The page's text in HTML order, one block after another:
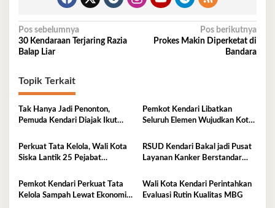
Navigasi
pos
Pos sebelumnya
30 Kendaraan Terjaring Razia
Balap Liar
Pos berikutnya
Prokes Makin Diperketat di
Bandara
Topik Terkait
Tak Hanya Jadi Penonton,
Pemuda Kendari Diajak Ikut
Pemkot Kendari Libatkan
Seluruh Elemen Wujudkan Kota
Perkuat Tata Kelola, Wali Kota
Siska Lantik 25 Pejabat
RSUD Kendari Bakal jadi Pusat
Layanan Kanker Berstandar
Pemkot Kendari Perkuat Tata
Kelola Sampah Lewat Ekonomi
Wali Kota Kendari Perintahkan
Evaluasi Rutin Kualitas MBG